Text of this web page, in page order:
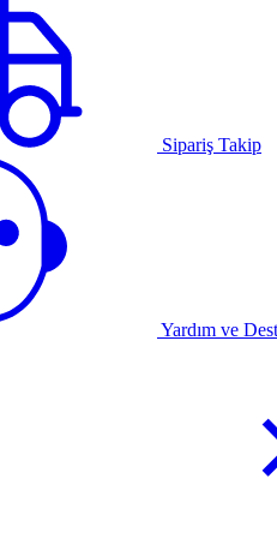
Sipariş Takip
Yardım ve